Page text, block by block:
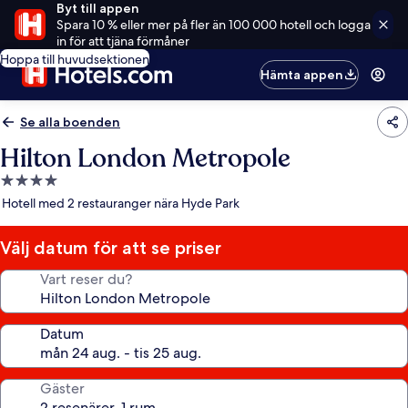
Byt till appen
Spara 10 % eller mer på fler än 100 000 hotell och logga
in för att tjäna förmåner
Hoppa till huvudsektionen
Hämta appen
Se alla boenden
Hilton London Metropole
4.0-
stjärnigt
Hotell med 2 restauranger nära Hyde Park
Välj datum för att se priser
Vart reser du?
Datum
Gäster